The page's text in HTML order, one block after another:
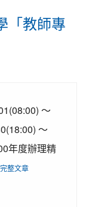
「教師專
～
～
年度辦理精
整文章